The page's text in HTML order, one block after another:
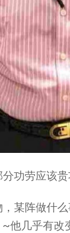
功劳应该贵
，某阵做什
~他几乎有改